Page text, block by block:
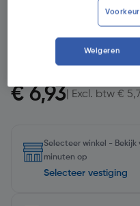
€ 6,93 | Excl. btw €
Selecteer winkel -
minuten op
Selecteer vestiging
Weigeren